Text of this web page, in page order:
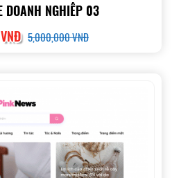
DOANH NGHIÊP 03
5,000,000 VNĐ